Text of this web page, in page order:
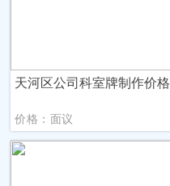
天河区公司科室牌制作价格
价格：面议